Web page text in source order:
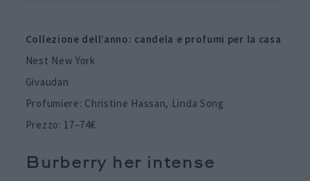
Collezione dell’anno: candela e profumi per la casa
Nest New York
Givaudan
Profumiere: Christine Hassan, Linda Song
Prezzo: 17–74€
Burberry her intense